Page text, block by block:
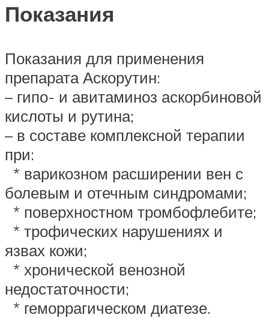
Показания
Показания для применения
препарата Аскорутин:
– гипо- и авитаминоз аскорбиновой
кислоты и рутина;
– в составе комплексной терапии
при:
* варикозном расширении вен с
болевым и отечным синдромами;
* поверхностном тромбофлебите;
* трофических нарушениях и
язвах кожи;
* хронической венозной
недостаточности;
* геморрагическом диатезе.